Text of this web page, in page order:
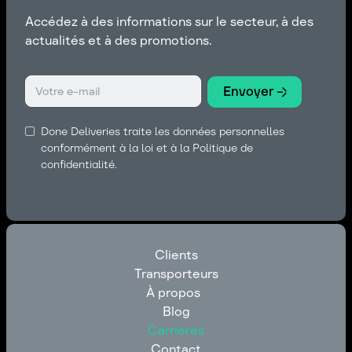
Accédez à des informations sur le secteur, à des
actualités et à des promotions.
Done Deliveries traite les données personnelles
conformément à la loi et à la Politique de
confidentialité.
Clients
Clients
Transporteurs
Transporteurs
À propos
À propos
Blog
Blog
Carrières